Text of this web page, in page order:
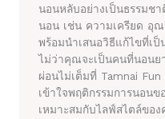
นอนหลับอย่างเป็นธรรมช
นอน เช่น ความเครียด อุ
พร้อมนำเสนอวิธีแก้ไขที่เ
ไม่ว่าคุณจะเป็นคนที่นอนย
ผ่อนไม่เต็มที่ Tamnai
เข้าใจพฤติกรรมการนอน
เหมาะสมกับไลฟ์สไตล์ขอ